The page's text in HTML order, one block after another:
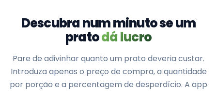
Descubra num minuto se um
pratodá lucro
Pare de adivinhar quanto um prato deveria custar.
Introduza apenas o preço de compra, a quantidade
por porção e a percentagem de desperdício. A app